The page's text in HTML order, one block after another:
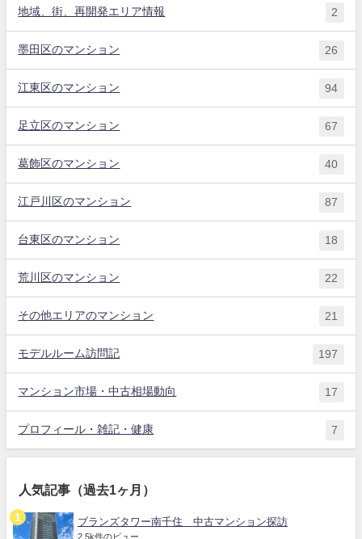
地域、街、再開発エリア情報 2
墨田区のマンション 26
江東区のマンション 94
足立区のマンション 67
葛飾区のマンション 40
江戸川区のマンション 87
台東区のマンション 18
荒川区のマンション 22
その他エリアのマンション 21
モデルルーム訪問記 197
マンション市場・中古相場動向 17
プロフィール・雑記・健康 7
人気記事（過去1ヶ月）
ブランズタワー南千住 中古マンション探訪
2.5k件のビュー